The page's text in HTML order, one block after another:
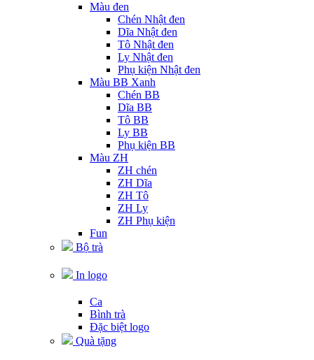
Màu đen
Chén Nhật đen
Dĩa Nhật đen
Tô Nhật đen
Ly Nhật đen
Phụ kiện Nhật đen
Màu BB Xanh
Chén BB
Dĩa BB
Tô BB
Ly BB
Phụ kiện BB
Màu ZH
ZH chén
ZH Dĩa
ZH Tô
ZH Ly
ZH Phụ kiện
Fun
Bộ trà
In logo
Ca
Bình trà
Đặc biệt logo
Quà tặng